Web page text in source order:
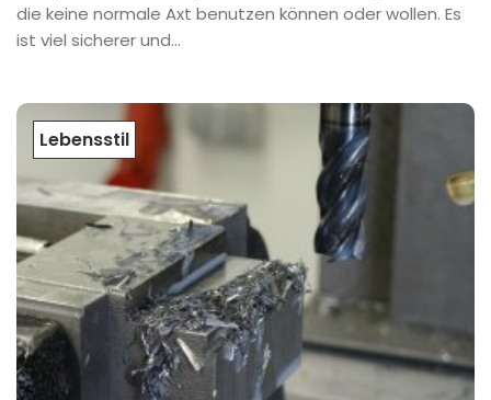
die keine normale Axt benutzen können oder wollen. Es
ist viel sicherer und...
Lebensstil